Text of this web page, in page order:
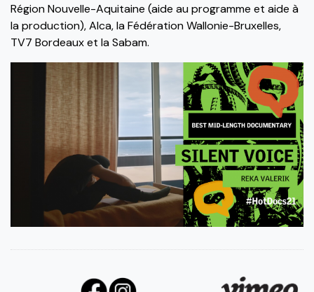
Région Nouvelle-Aquitaine (aide au programme et aide à
la production), Alca, la Fédération Wallonie-Bruxelles,
TV7 Bordeaux et la Sabam.